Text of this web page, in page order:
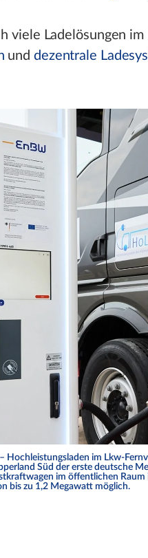
viele Ladelösungen im
und dezentrale
Hochleistungsladen im Lkw-
Süd der erste deutsche
im öffentlichen Raum
bis zu 1,2 Megawatt möglich.